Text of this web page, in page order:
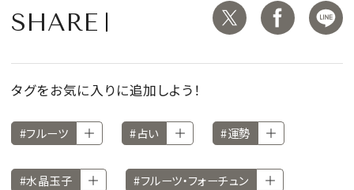
SHARE
タグをお気に入りに追加しよう！
#フルーツ #占い #運勢
#水晶玉子 #フルーツ・フォーチュン